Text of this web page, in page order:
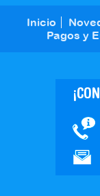
Inicio
Pagos y